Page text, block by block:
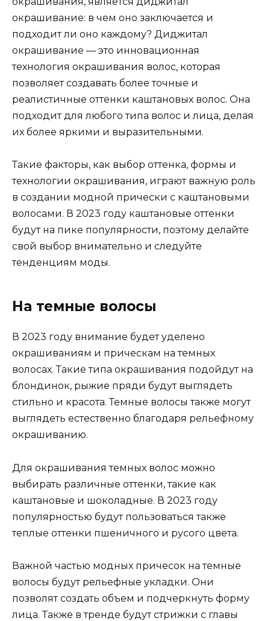
окрашивание: в чем оно заключается и
подходит ли оно каждому? Диджитал
окрашивание — это инновационная
технология окрашивания волос, которая
позволяет создавать более точные и
реалистичные оттенки каштановых волос. Она
подходит для любого типа волос и лица, делая
их более яркими и выразительными.
Такие факторы, как выбор оттенка, формы и
технологии окрашивания, играют важную роль
в создании модной прически с каштановыми
волосами. В 2023 году каштановые оттенки
будут на пике популярности, поэтому делайте
свой выбор внимательно и следуйте
тенденциям моды.
На темные волосы
В 2023 году внимание будет уделено
окрашиваниям и прическам на темных
волосах. Такие типа окрашивания подойдут на
блондинок, рыжие пряди будут выглядеть
стильно и красота. Темные волосы также могут
выглядеть естественно благодаря рельефному
окрашиванию.
Для окрашивания темных волос можно
выбирать различные оттенки, такие как
каштановые и шоколадные. В 2023 году
популярностью будут пользоваться также
теплые оттенки пшеничного и русого цвета.
Важной частью модных причесок на темные
волосы будут рельефные укладки. Они
позволят создать объем и подчеркнуть форму
лица. Также в тренде будут стрижки с главы